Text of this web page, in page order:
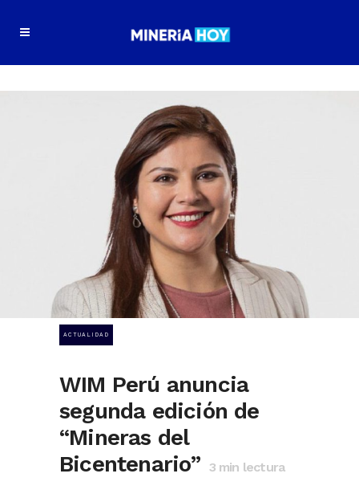
ACTUALIDAD
WIM Perú anuncia
segunda edición de
“Mineras del
Bicentenario” 3min lectura